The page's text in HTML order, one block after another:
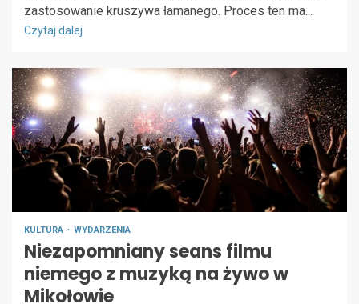
zastosowanie kruszywa łamanego. Proces ten ma...
Czytaj dalej
KULTURA WYDARZENIA
Niezapomniany seans filmu
niemego z muzyką na żywo w
Mikołowie